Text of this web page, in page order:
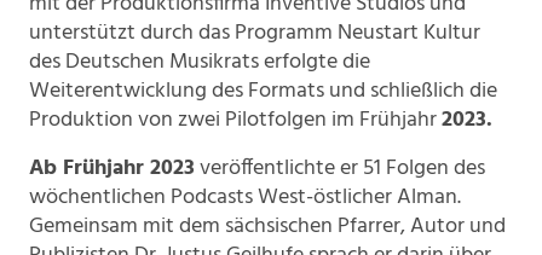
unterstützt durch das Programm Neustart Kultur
des Deutschen Musikrats erfolgte die
Weiterentwicklung des Formats und schließlich die
Produktion von zwei Pilotfolgen im Frühjahr2023.
Ab Frühjahr 2023veröffentlichte er 51 Folgen des
wöchentlichen Podcasts West-östlicher Alman.
Gemeinsam mit dem sächsischen Pfarrer, Autor und